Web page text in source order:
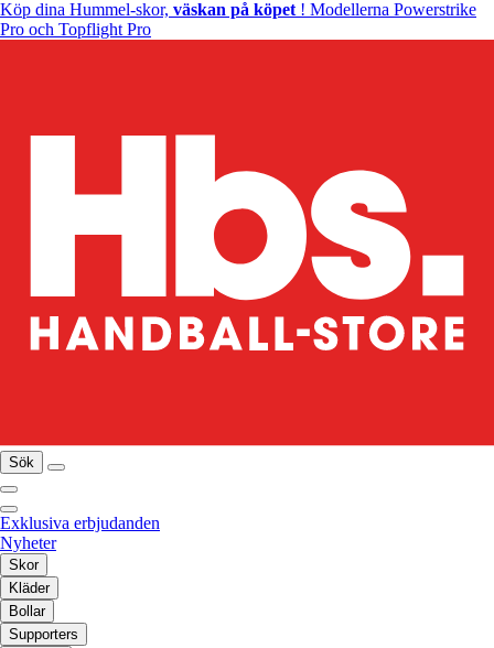
Köp dina Hummel-skor, väskan på köpet ! Modellerna Powerstrike
Pro och Topflight Pro
Sök
Exklusiva erbjudanden
Nyheter
Skor
Kläder
Bollar
Supporters